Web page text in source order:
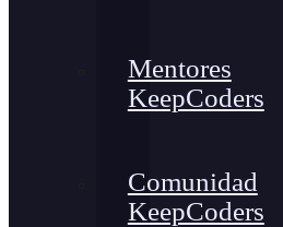
Mentores
KeepCoders
Comunidad
KeepCoders